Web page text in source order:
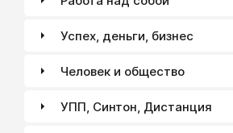
Успех, деньги, бизнес
Человек и общество
УПП, Синтон, Дистанция